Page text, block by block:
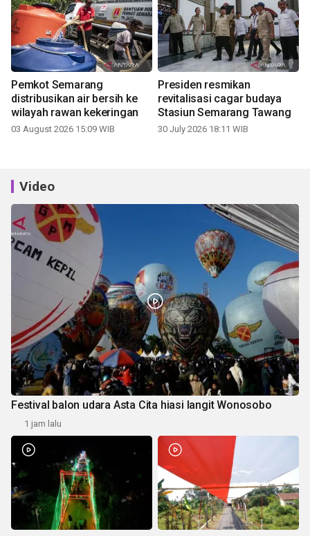
Pemkot Semarang
distribusikan air bersih ke
wilayah rawan kekeringan
03 August 2026 15:09 WIB
Presiden resmikan
revitalisasi cagar budaya
Stasiun Semarang Tawang
30 July 2026 18:11 WIB
Video
Festival balon udara Asta Cita hiasi langit Wonosobo
1 jam lalu